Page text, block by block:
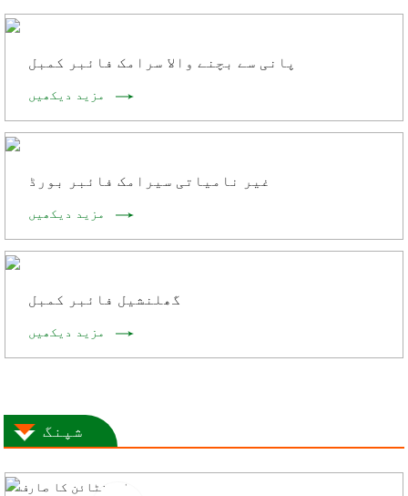
پانی سے بچنے والا سرامک فائبر کمبل
مزید دیکھیں
غیر نامیاتی سیرامک ​​فائبر بورڈ
مزید دیکھیں
گھلنشیل فائبر کمبل
مزید دیکھیں
شپنگ